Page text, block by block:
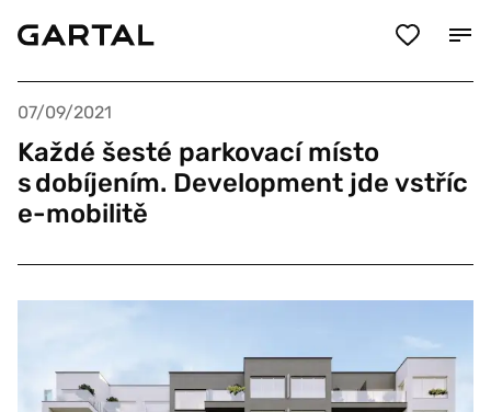
07/09/2021
Každé šesté parkovací místo
s dobíjením. Development jde vstříc
e-mobilitě